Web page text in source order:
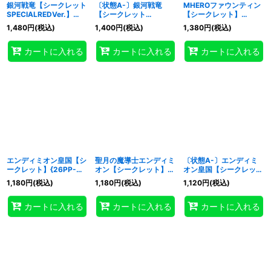
銀河戦竜【シークレット
SPECIALREDVer.】
{26PP-JP021}《モンス
ター》
1,480円(税込)
カートに入れる
〔状態A-〕銀河戦竜
【シークレット
SPECIALREDVer.】
{26PP-JP021}《モンス
ター》
1,400円(税込)
カートに入れる
MHEROファウンティン
【シークレット】
{26PP-JP004}《モン
スター》
1,380円(税込)
カートに入れる
エンディミオン皇国【シ
ークレット】{26PP-
JP019}《魔法》
1,180円(税込)
カートに入れる
聖月の魔導士エンディミ
オン【シークレット】
{26PP-JP029}《リン
ク》
1,180円(税込)
カートに入れる
〔状態A-〕エンディミ
オン皇国【シークレッ
ト】{26PP-JP019}《魔
法》
1,120円(税込)
カートに入れる